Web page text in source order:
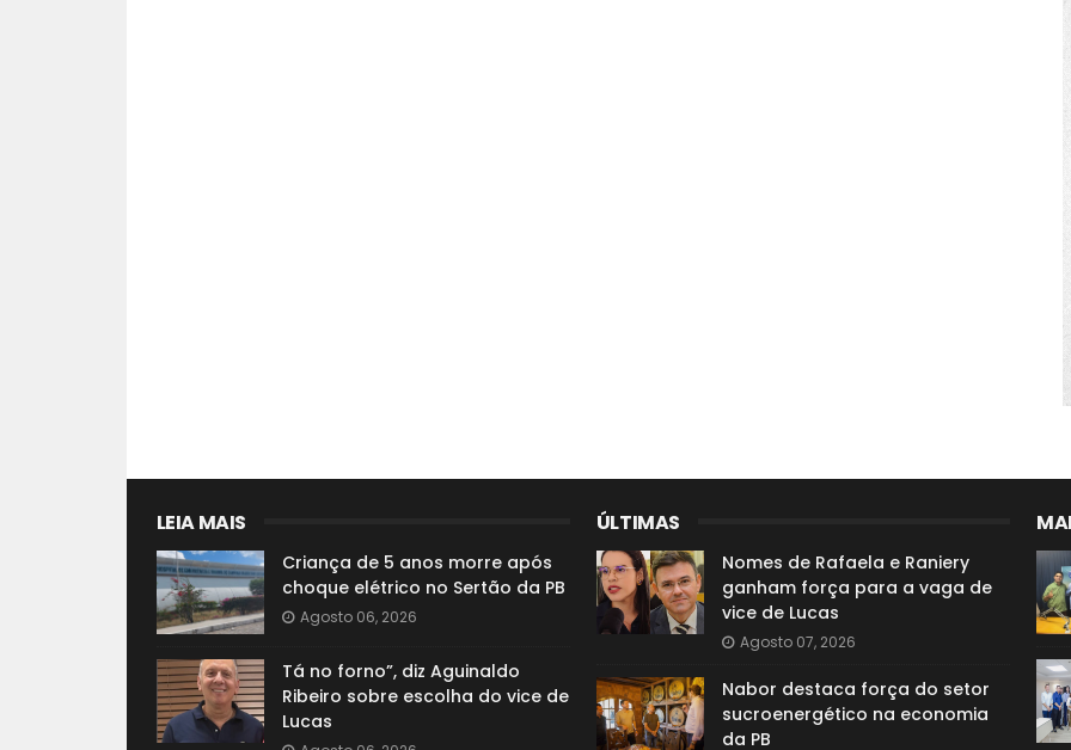
LEIA MAIS
Criança de 5 anos morre após
choque elétrico no Sertão da PB
Agosto 06, 2026
Tá no forno”, diz Aguinaldo
Ribeiro sobre escolha do vice de
Lucas
ÚLTIMAS
Nomes de Rafaela e Raniery
ganham força para a vaga de
vice de Lucas
Agosto 07, 2026
Nabor destaca força do setor
sucroenergético na economia
da PB